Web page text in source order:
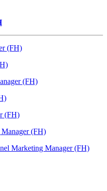
(FH)
(FH)
(FH)
(FH)
Marketing Manager (FH)